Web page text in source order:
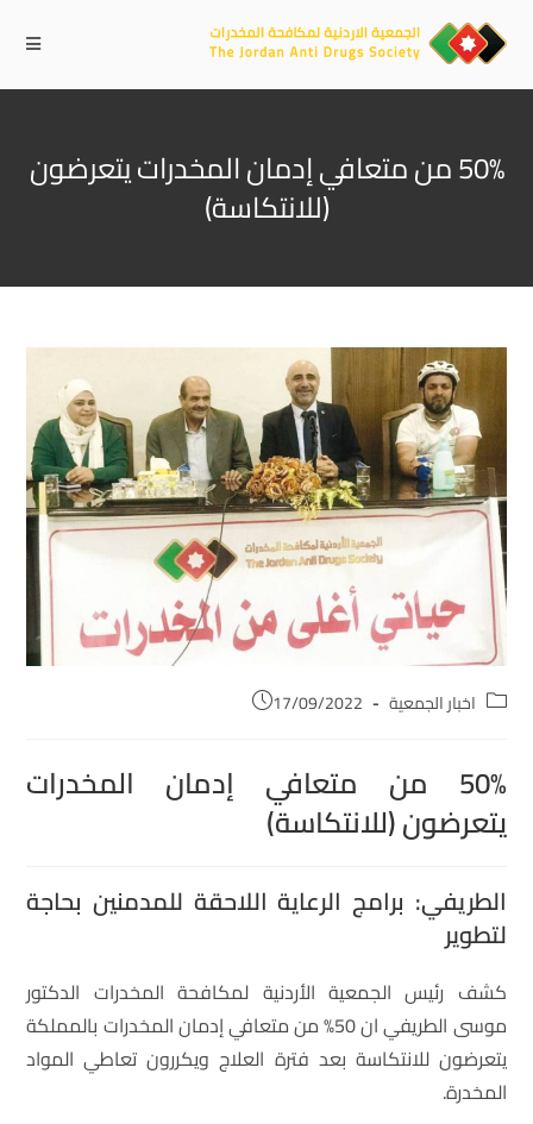
50% من متعافي إدمان المخدرات يتعرضون
(للانتكاسة)
اخبار الجمعية 17/09/2022
50% من متعافي إدمان المخدرات
يتعرضون (للانتكاسة)
الطريفي: برامج الرعاية اللاحقة للمدمنين بحاجة
لتطوير
كشف رئيس الجمعية الأردنية لمكافحة المخدرات الدكتور
موسى الطريفي ان 50% من متعافي إدمان المخدرات بالمملكة
يتعرضون للانتكاسة بعد فترة العلاج ويكررون تعاطي المواد
المخدرة.